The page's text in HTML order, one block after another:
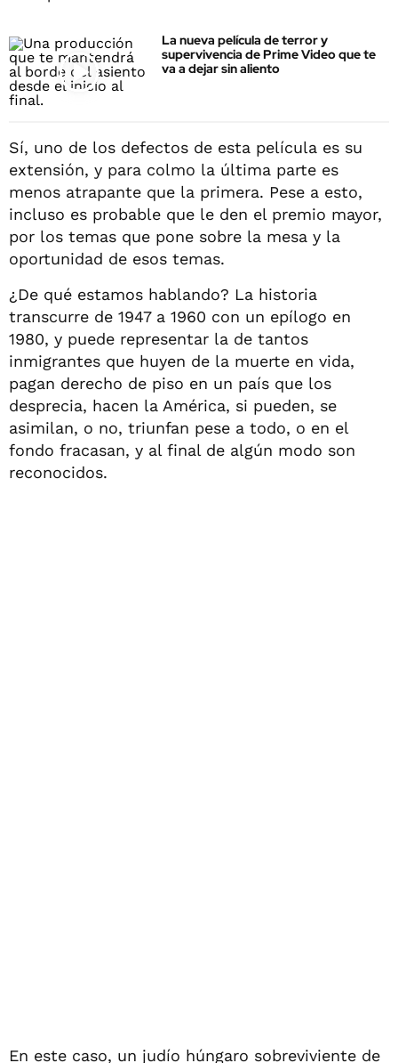
La nueva película de terror y
supervivencia de Prime Video que te
va a dejar sin aliento
Sí, uno de los defectos de esta película es su
extensión, y para colmo la última parte es
menos atrapante que la primera. Pese a esto,
incluso es probable que le den el premio mayor,
por los temas que pone sobre la mesa y la
oportunidad de esos temas.
¿De qué estamos hablando? La historia
transcurre de 1947 a 1960 con un epílogo en
1980, y puede representar la de tantos
inmigrantes que huyen de la muerte en vida,
pagan derecho de piso en un país que los
desprecia, hacen la América, si pueden, se
asimilan, o no, triunfan pese a todo, o en el
fondo fracasan, y al final de algún modo son
reconocidos.
En este caso, un judío húngaro sobreviviente de